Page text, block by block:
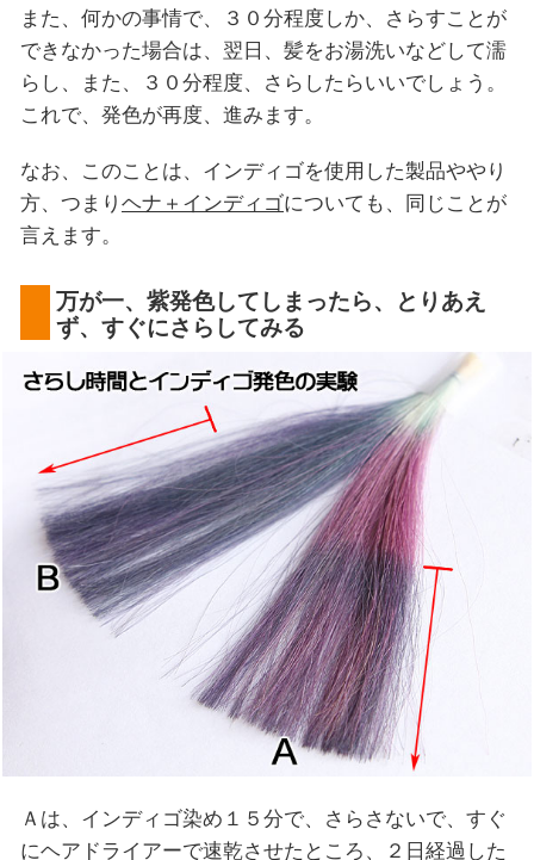
また、何かの事情で、３０分程度しか、さらすことが
できなかった場合は、翌日、髪をお湯洗いなどして濡
らし、また、３０分程度、さらしたらいいでしょう。
これで、発色が再度、進みます。
なお、このことは、インディゴを使用した製品ややり
方、つまりヘナ＋インディゴについても、同じことが
言えます。
万が一、紫発色してしまったら、とりあえ
ず、すぐにさらしてみる
Ａは、インディゴ染め１５分で、さらさないで、すぐ
にヘアドライアーで速乾させたところ、２日経過した